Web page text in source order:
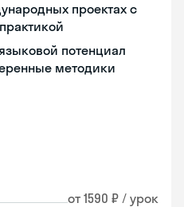
проектах с
потенциал
методики
от 1590 ₽ / урок